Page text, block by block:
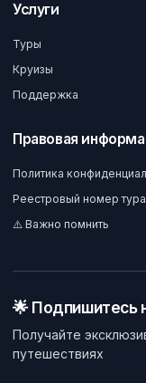
Услуги
Туры
Круизы
Поддержка
Правовая
Политика
Реестровый номер
⚠️ Важно помнить
🌟 Подпишитесь
Получайте
путешествиях